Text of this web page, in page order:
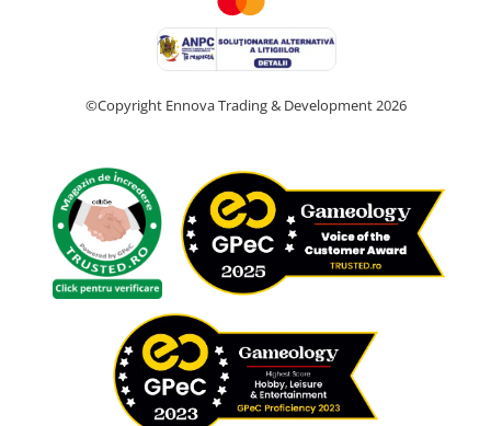
©Copyright Ennova Trading & Development 2026